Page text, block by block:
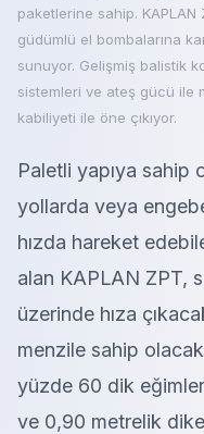
paketlerine sahip.
güdümlü el bombalarına
sunuyor. Gelişmiş balistik
sistemleri ve ateş gücü ile
kabiliyeti ile öne çıkıyor.
Paletli yapıya sahip
yollarda veya
hızda hareket
alan KAPLAN ZPT,
üzerinde hıza
menzile sahip
yüzde 60 dik
ve 0,90 metrelik